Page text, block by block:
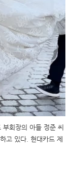
부회장의 아들 정준 씨
고 있다. 현대카드 제